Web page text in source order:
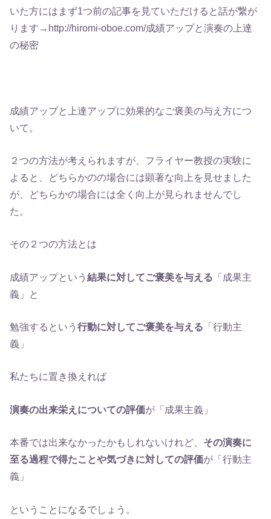
いた方にはまず1つ前の記事を見ていただけると話が繋が
ります→http://hiromi-oboe.com/成績アップと演奏の上達
の秘密
成績アップと上達アップに効果的なご褒美の与え方につ
いて。
２つの方法が考えられますが、フライヤー教授の実験に
よると、どちらかのの場合には顕著な向上を見せました
が、どちらかの場合には全く向上が見られませんでし
た。
その２つの方法とは
成績アップという結果に対してご褒美を与える 「成果主
義」と
勉強するという行動に対してご褒美を与える 「行動主
義」
私たちに置き換えれば
演奏の出来栄えについての評価が「成果主義」
本番では出来なかったかもしれないけれど、 その演奏に
至る過程で得たことや気づきに対しての評価が「行動主
義」
ということになるでしょう。